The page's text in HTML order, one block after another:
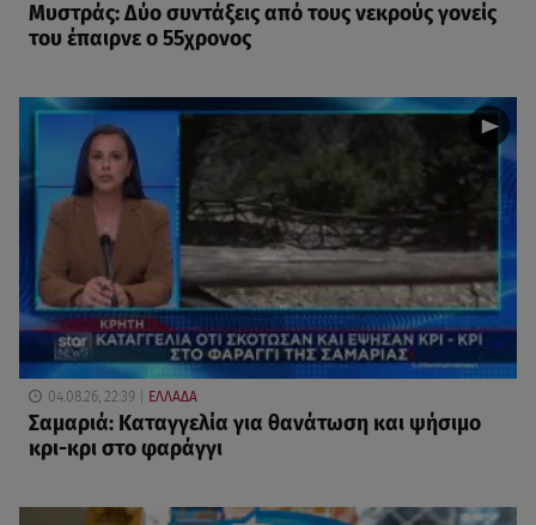
Μυστράς: Δύο συντάξεις από τους νεκρούς γονείς
του έπαιρνε ο 55χρονος
04.08.26, 22:39 ΕΛΛΑΔΑ
Σαμαριά: Kαταγγελία για θανάτωση και ψήσιμο
κρι-κρι στο φαράγγι